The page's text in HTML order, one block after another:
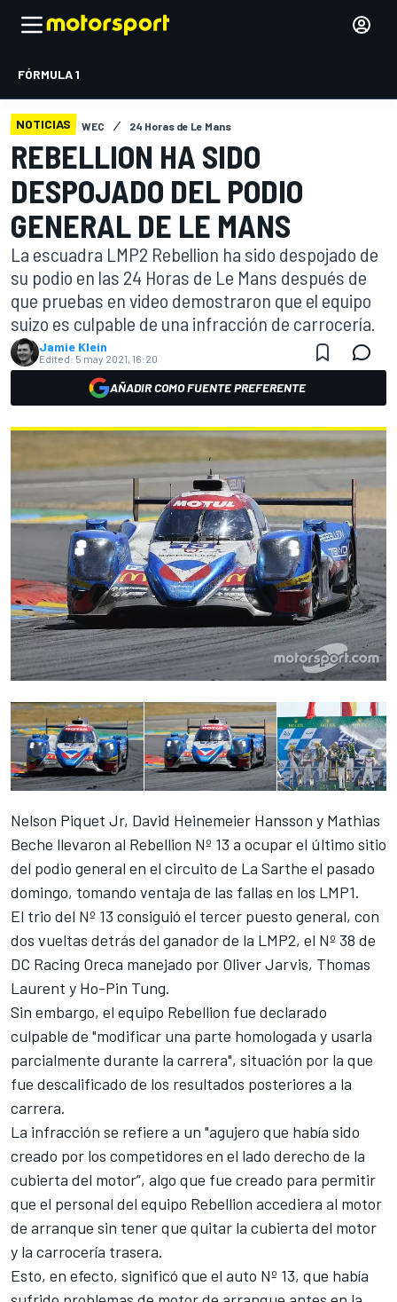
FÓRMULA 1
NOTICIAS WEC 24 Horas de Le Mans
REBELLION HA SIDO
DESPOJADO DEL PODIO
GENERAL DE LE MANS
La escuadra LMP2 Rebellion ha sido despojado de
su podio en las 24 Horas de Le Mans después de
que pruebas en video demostraron que el equipo
suizo es culpable de una infracción de carrocería.
Jamie Klein
Edited: 5 may 2021, 16:20
AÑADIR COMO FUENTE PREFERENTE
Nelson Piquet Jr, David Heinemeier Hansson y Mathias
Beche llevaron al Rebellion Nº 13 a ocupar el último sitio
del podio general en el circuito de La Sarthe el pasado
domingo, tomando ventaja de las fallas en los LMP1.
El trio del Nº 13 consiguió el tercer puesto general, con
dos vueltas detrás del ganador de la LMP2, el Nº 38 de
DC Racing Oreca manejado por Oliver Jarvis, Thomas
Laurent y Ho-Pin Tung.
Sin embargo, el equipo Rebellion fue declarado
culpable de "modificar una parte homologada y usarla
parcialmente durante la carrera", situación por la que
fue descalificado de los resultados posteriores a la
carrera.
La infracción se refiere a un "agujero que había sido
creado por los competidores en el lado derecho de la
cubierta del motor”, algo que fue creado para permitir
que el personal del equipo Rebellion accediera al motor
de arranque sin tener que quitar la cubierta del motor
y la carrocería trasera.
Esto, en efecto, significó que el auto Nº 13, que había